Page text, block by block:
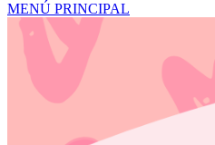
MENÚ PRINCIPAL